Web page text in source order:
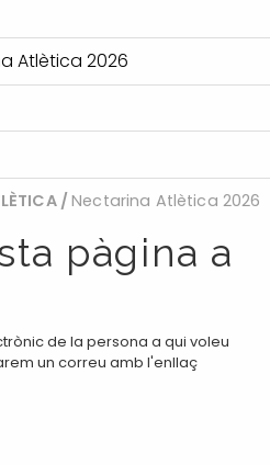
Atlètica 2026
/Nectarina Atlètica 2026
pàgina a
de la persona a qui voleu
un correu amb l'enllaç